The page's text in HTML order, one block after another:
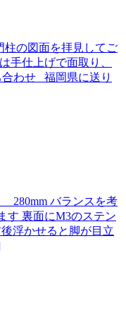
柱の図面を拝見してご
仕上げで面取り、
わせ 福岡県に送り
バランスを考
す 裏面にM3のステン
浮かせると脚が目立